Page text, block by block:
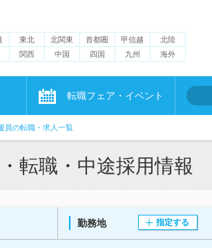
東北 北関東 首都圏 甲信越
北陸
関西 中国 四国 九州 海外
転職フェア・イベント
員の転職・求人一覧
転職・中途採用情報
勤務地 指定する